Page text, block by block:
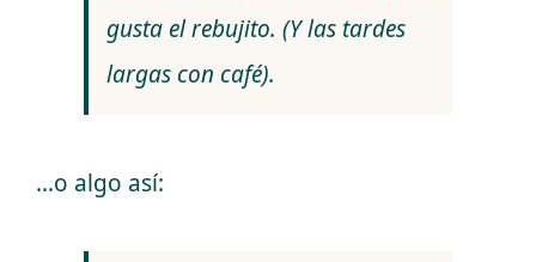
gusta el rebujito. (Y las tardes
largas con café).
…o algo así: